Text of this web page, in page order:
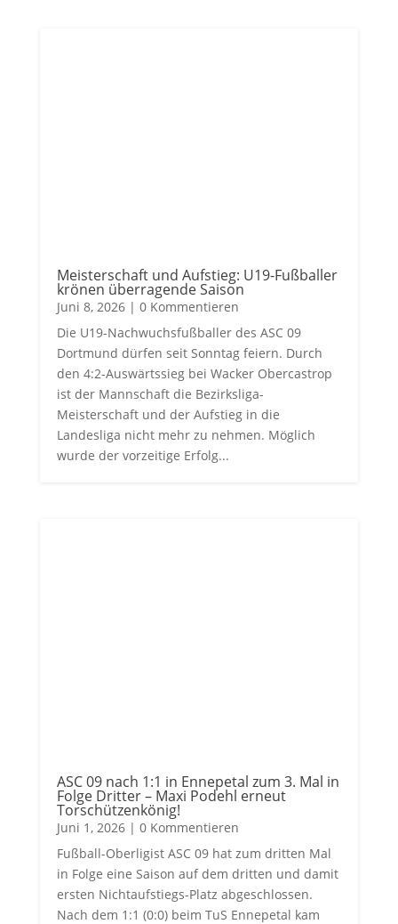
Meisterschaft und Aufstieg: U19-Fußballer
krönen überragende Saison
Juni 8, 2026| 0 Kommentieren
Die U19-Nachwuchsfußballer des ASC 09
Dortmund dürfen seit Sonntag feiern. Durch
den 4:2-Auswärtssieg bei Wacker Obercastrop
ist der Mannschaft die Bezirksliga-
Meisterschaft und der Aufstieg in die
Landesliga nicht mehr zu nehmen. Möglich
wurde der vorzeitige Erfolg...
ASC 09 nach 1:1 in Ennepetal zum 3. Mal in
Folge Dritter – Maxi Podehl erneut
Torschützenkönig!
Juni 1, 2026| 0 Kommentieren
Fußball-Oberligist ASC 09 hat zum dritten Mal
in Folge eine Saison auf dem dritten und damit
ersten Nichtaufstiegs-Platz abgeschlossen.
Nach dem 1:1 (0:0) beim TuS Ennepetal kam